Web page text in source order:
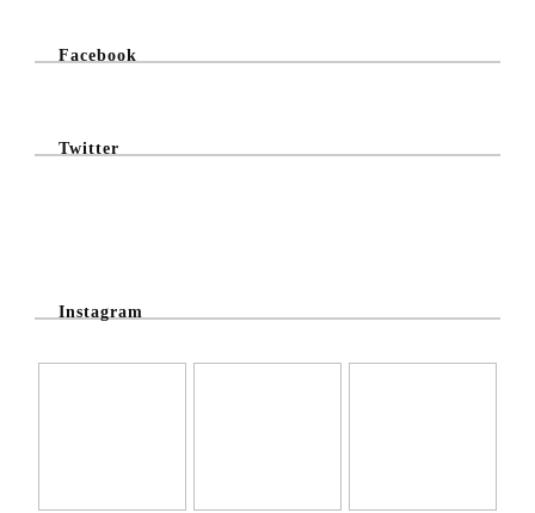
Facebook
Twitter
Instagram